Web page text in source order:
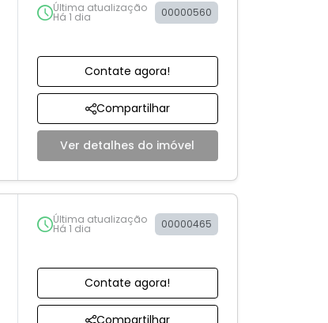
Última atualização
Há 1 dia 00000560
Contate agora!
Compartilhar
Ver detalhes do imóvel
Última atualização
Há 1 dia 00000465
Contate agora!
Compartilhar